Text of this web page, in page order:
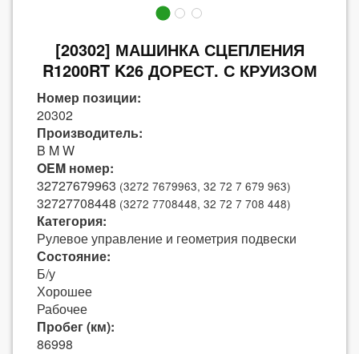
[20302] МАШИНКА СЦЕПЛЕНИЯ
R1200RT K26 ДОРЕСТ. С КРУИЗОМ
Номер позиции:
20302
Производитель:
B M W
OEM номер:
32727679963 (3272 7679963, 32 72 7 679 963)
32727708448 (3272 7708448, 32 72 7 708 448)
Категория:
Рулевое управление и геометрия подвески
Состояние:
Б/у
Хорошее
Рабочее
Пробег (км):
86998